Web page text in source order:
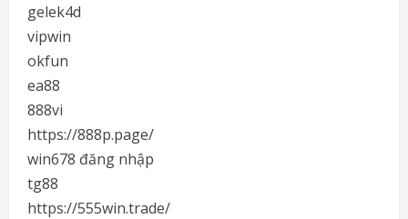
gelek4d
vipwin
okfun
ea88
888vi
https://888p.page/
win678 đăng nhập
tg88
https://555win.trade/